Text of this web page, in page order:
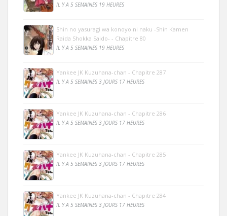
IL Y A 5 SEMAINES 19 HEURES
Shin no yasuragi wa konoyo ni naku -Shin Kamen
Raida Shokka Saido- - Chapitre 80
IL Y A 5 SEMAINES 19 HEURES
Yankee JK Kuzuhana-chan - Chapitre 287
IL Y A 5 SEMAINES 3 JOURS 17 HEURES
Yankee JK Kuzuhana-chan - Chapitre 286
IL Y A 5 SEMAINES 3 JOURS 17 HEURES
Yankee JK Kuzuhana-chan - Chapitre 285
IL Y A 5 SEMAINES 3 JOURS 17 HEURES
Yankee JK Kuzuhana-chan - Chapitre 284
IL Y A 5 SEMAINES 3 JOURS 17 HEURES